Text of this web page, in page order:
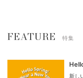
FEATURE 特集
新し